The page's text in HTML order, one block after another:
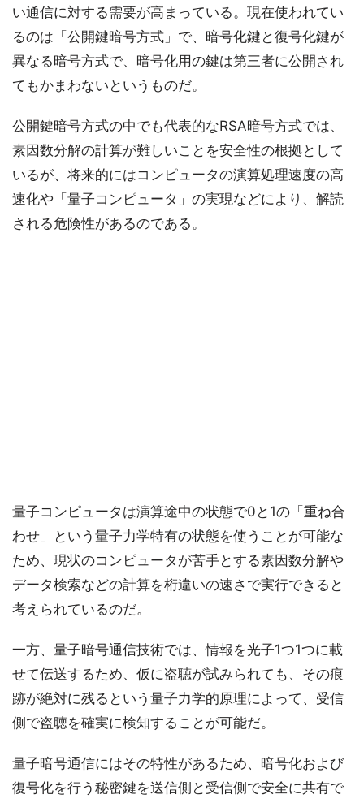
い通信に対する需要が高まっている。現在使われてい
るのは「公開鍵暗号方式」で、暗号化鍵と復号化鍵が
異なる暗号方式で、暗号化用の鍵は第三者に公開され
てもかまわないというものだ。
公開鍵暗号方式の中でも代表的なRSA暗号方式では、
素因数分解の計算が難しいことを安全性の根拠として
いるが、将来的にはコンピュータの演算処理速度の高
速化や「量子コンピュータ」の実現などにより、解読
される危険性があるのである。
量子コンピュータは演算途中の状態で0と1の「重ね合
わせ」という量子力学特有の状態を使うことが可能な
ため、現状のコンピュータが苦手とする素因数分解や
データ検索などの計算を桁違いの速さで実行できると
考えられているのだ。
一方、量子暗号通信技術では、情報を光子1つ1つに載
せて伝送するため、仮に盗聴が試みられても、その痕
跡が絶対に残るという量子力学的原理によって、受信
側で盗聴を確実に検知することが可能だ。
量子暗号通信にはその特性があるため、暗号化および
復号化を行う秘密鍵を送信側と受信側で安全に共有で